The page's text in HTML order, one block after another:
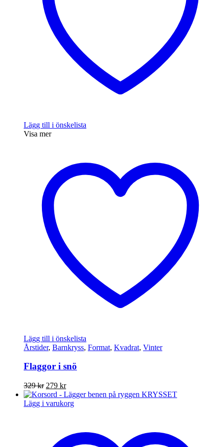
Lägg till i önskelista
Visa mer
Lägg till i önskelista
Årstider, Barnkryss, Format, Kvadrat, Vinter
Flaggor i snö
329kr Det
ursprungliga
priset
279 krDet
nuvarande
priset
Lägg i varukorg